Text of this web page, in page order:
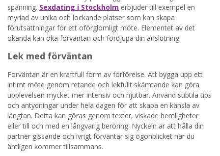
spänning. Sexdating i Stockholm erbjuder till exempel en
myriad av unika och lockande platser som kan skapa
förutsättningar för ett oförglömligt möte. Elementet av det
okända kan öka förväntan och fördjupa din anslutning.
Lek med förväntan
Förväntan är en kraftfull form av förförelse. Att bygga upp ett
intimt möte genom retande och lekfullt skämtande kan göra
upplevelsen mycket mer intensiv och njutbar. Använd subtila tips
och antydningar under hela dagen för att skapa en känsla av
längtan. Detta kan göras genom texter, viskade hemligheter
eller till och med en långvarig beröring. Nyckeln är att hålla din
partner gissande och ivrigt förväntar sig ögonblicket när du
äntligen kommer tillsammans.